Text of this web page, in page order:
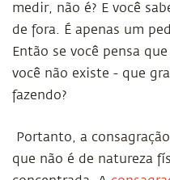
medir, não é? E você
de fora. É apenas um
Então se você pensa
você não existe - que
fazendo?
Portanto, a
que não é de natureza